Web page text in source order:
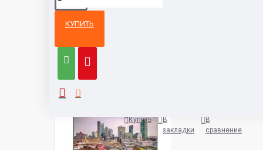
КУПИТЬ
категории
Купить
В
закладки
В
сравнение